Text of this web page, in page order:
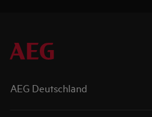
AEG Deutschland